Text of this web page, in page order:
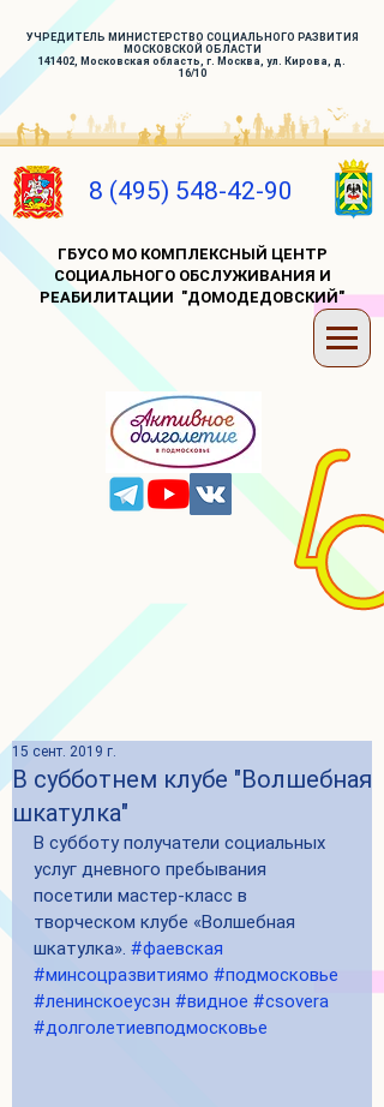
УЧРЕДИТЕЛЬ МИНИСТЕРСТВО СОЦИАЛЬНОГО РАЗВИТИЯ
МОСКОВСКОЙ ОБЛАСТИ
141402, Московская область, г. Москва, ул. Кирова, д.
16/10
8 (495) 548-42-90
ГБУСО МО КОМПЛЕКСНЫЙ ЦЕНТР
СОЦИАЛЬНОГО ОБСЛУЖИВАНИЯ И
РЕАБИЛИТАЦИИ "ДОМОДЕДОВСКИЙ"
В субботнем клубе "Волшебная
шкатулка"
15 сент. 2019 г.
В субботу получатели социальных
услуг дневного пребывания
посетили мастер-класс в
творческом клубе «Волшебная
шкатулка». #фаевская
#минсоцразвитиямо #подмосковье
#ленинскоеусзн #видное #csovera
#долголетиевподмосковье